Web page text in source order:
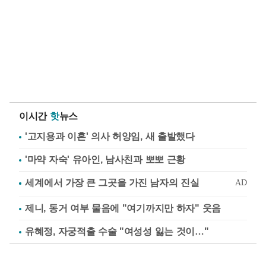
이시간 핫뉴스
'고지용과 이혼' 의사 허양임, 새 출발했다
'마약 자숙' 유아인, 남사친과 뽀뽀 근황
제니, 동거 여부 물음에 "여기까지만 하자" 웃음
유혜정, 자궁적출 수술 "여성성 잃는 것이…"